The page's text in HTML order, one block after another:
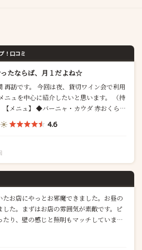
！口コミ
たならば、月１だよね☆
ベビーキャロット、ズッキーニ、「ひ
ースに絡めていただきました。 野菜は
野菜なので、フレッシュな味わい。 野菜
4.6
お店にやっとお邪魔できました。お昼の
した。まずはお店の雰囲気が素敵です。ピ
り、壁の感じと照明もマッチしていま
けに感心していたら、口取り(アペリティー
開けた時の香ばしい香り！！お魚のフリッ